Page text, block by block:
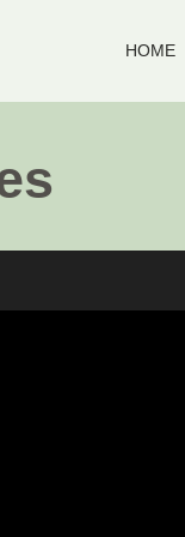
HOME